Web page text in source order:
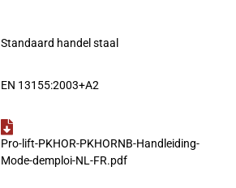
Standaard handel staal
EN 13155:2003+A2
Pro-lift-PKHOR-PKHORNB-Handleiding-
Mode-demploi-NL-FR.pdf